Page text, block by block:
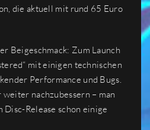
die aktuell mit rund 65 Euro
Beigeschmack: Zum Launch
mit einigen technischen
Performance und Bugs.
nachzubessern – man
Disc-Release schon einige